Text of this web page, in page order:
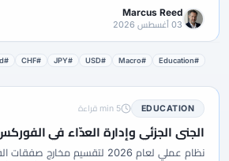
Marcus Reed
03 أغسطس 2026
#Education
#Macro
#USD
#JPY
#CHF
#Gold
EDUCATION 5 min قراءة
الجني الجزئي وإدارة العدّاء في الفوركس
نظام عملي لعام 2026 لتقسيم